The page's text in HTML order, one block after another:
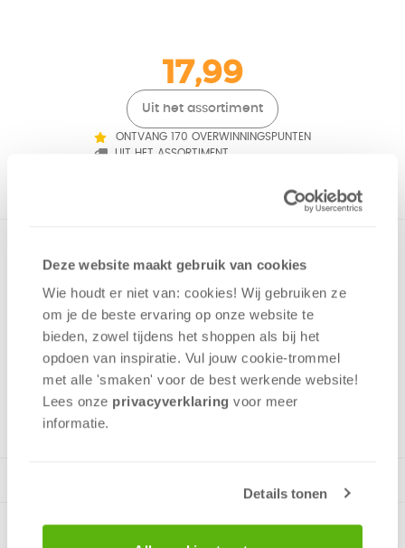
Deze website maakt gebruik van cookies
Wie houdt er niet van: cookies! Wij gebruiken ze
om je de beste ervaring op onze website te
bieden, zowel tijdens het shoppen als bij het
opdoen van inspiratie. Vul jouw cookie-trommel
met alle 'smaken' voor de best werkende website​!
Lees onze privacyverklaring voor meer
informatie.
Details tonen
17,99
Uit het assortiment
ONTVANG 170 OVERWINNINGSPUNTEN
UIT HET ASSORTIMENT
Bergen op de achtergrond, de lucht die mooi rood roze
verkleurt en op de voorgrond zie je een kalme rivier met
rivierkeien. Leuke uitdaging.Puzzel bevat 1000 stukjes, leeftijd
vanaf 12 jaar.
v.a. 12 jaar